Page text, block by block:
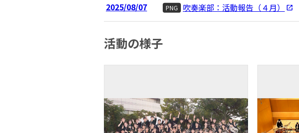
2025/08/07 PNG 吹奏楽部：活動報告（４月）
活動の様子